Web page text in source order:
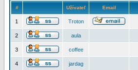
# Užívateľ Email
1 Troton
2 aula
3 coffee
4 jardag